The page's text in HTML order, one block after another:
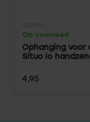
SOMFY
Op voorraad
Ophanging voor
Situo io
4,95